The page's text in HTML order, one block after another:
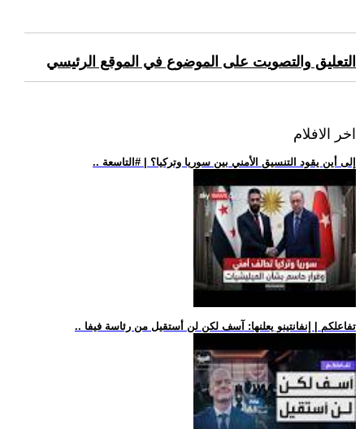
التعليق والتصويت على الموضوع في الموقع الرئيسي
اخر الافلام
.. إلى أين يقود التنسيق الأمني بين سوريا وتركيا؟ | #التاسعة
.. تفاعلكم | إنفانتينو يعلنها: آسف لكن لن أستقيل من رئاسة فيفا